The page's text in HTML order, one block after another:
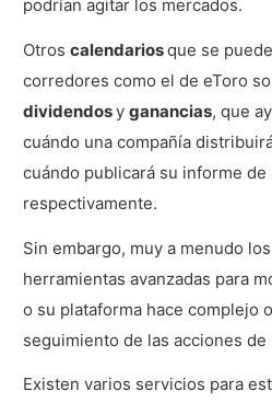
podrían agitar los mercados.
Otroscalendariosque se
corredores como el de eToro
dividendosyganancias, que
cuándo una compañía
cuándo publicará su informe
respectivamente.
Sin embargo, muy a menudo
herramientas avanzadas para
o su plataforma hace complejo
seguimiento de las acciones de
Existen varios servicios para